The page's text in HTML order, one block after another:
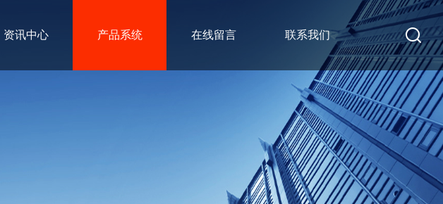
资讯中心 产品系统 在线留言 联系我们